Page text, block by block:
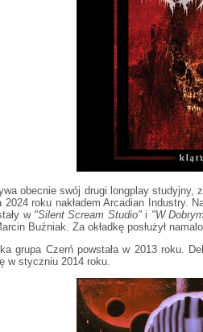
obecnie swój drugi longplay studyjny,
2024 roku nakładem Arcadian Industry.
w "Silent Scream Studio"i "W
Buźniak. Za okładkę posłużył
grupa Czerń powstała w 2013 roku.
w styczniu 2014 roku.